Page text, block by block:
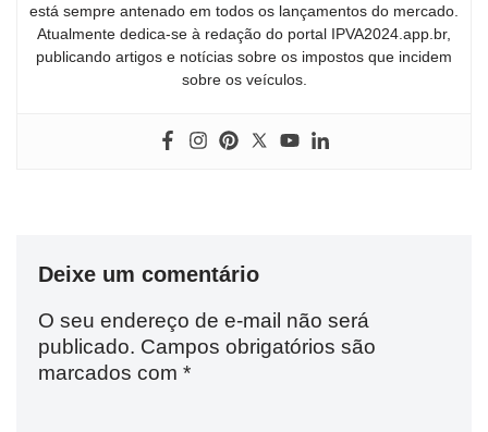
está sempre antenado em todos os lançamentos do mercado.
Atualmente dedica-se à redação do portal IPVA2024.app.br,
publicando artigos e notícias sobre os impostos que incidem
sobre os veículos.
Deixe um comentário
O seu endereço de e-mail não será
publicado. Campos obrigatórios são
marcados com *